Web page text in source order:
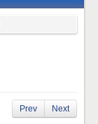
Prev Next